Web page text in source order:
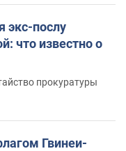
экс-послу
что известно о
прокуратуры
Гвинеи-